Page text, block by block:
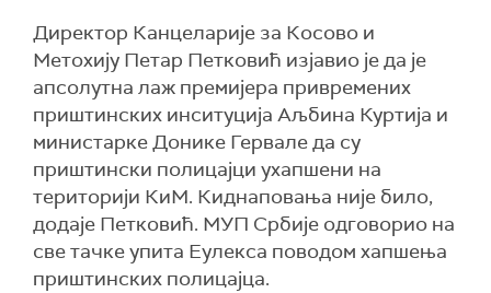
Директор Канцеларије за Косово и
Метохију Петар Петковић изјавио је да је
апсолутна лаж премијера привремених
приштинских инситуција Аљбина Куртија и
министарке Донике Гервале да су
приштински полицајци ухапшени на
територији КиМ. Киднаповања није било,
додаје Петковић. МУП Србије одговорио на
све тачке упита Еулекса поводом хапшења
приштинских полицајца.